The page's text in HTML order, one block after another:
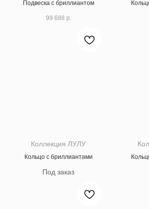
Подвеска с бриллиантом
99 688 р.
Коллекция ЛУЛУ
Кольцо с бриллиантами